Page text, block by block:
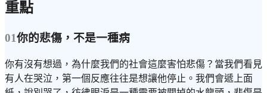
重點
01你的悲傷，不是一種病
你有沒有想過，為什麼我們的社會這麼害怕悲傷？當我們看見
有人在哭泣，第一個反應往往是想讓他停止。我們會遞上面